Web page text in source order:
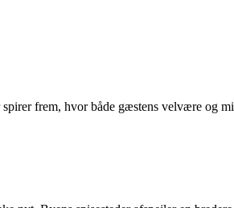
frem, hvor både gæstens velvære og